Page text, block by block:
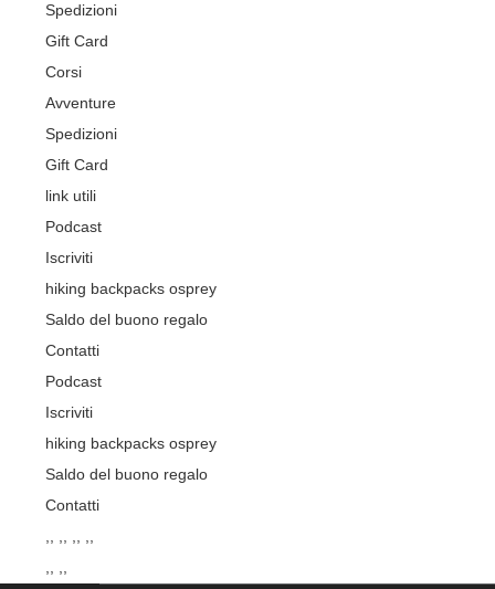
Spedizioni
Gift Card
Corsi
Avventure
Spedizioni
Gift Card
link utili
Podcast
Iscriviti
hiking backpacks osprey
Saldo del buono regalo
Contatti
Podcast
Iscriviti
hiking backpacks osprey
Saldo del buono regalo
Contatti